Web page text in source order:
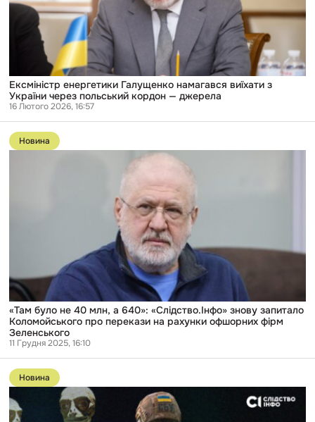
України
польський
джерела
Ексміністр енергетики Галущенко намагався виїхати з
України через польський кордон — джерела
16 Лютого 2026, 16:57
Перейти
до
публікації
Коломойського
про
перекази
на
рахунки
офшорних
фірм
Зеленського
Новина
«Там було не 40 млн, а 640»: «Слідство.Інфо» знову запитало
Коломойського про перекази на рахунки офшорних фірм
Зеленського
11 Грудня 2025, 16:10
Перейти
до
публікації
СБУ
протягом
Новина